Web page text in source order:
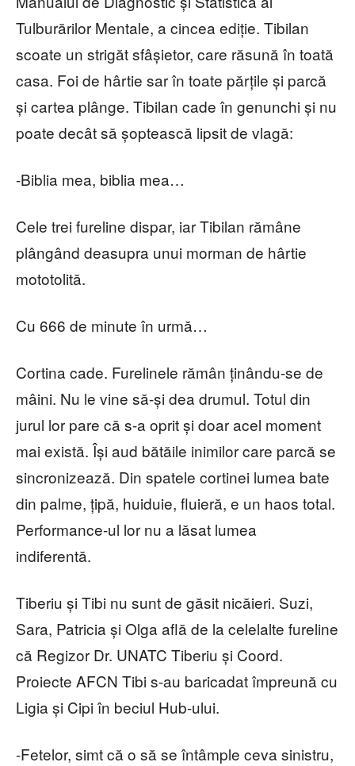
Tulburărilor Mentale, a cincea ediție. Tibilan
scoate un strigăt sfâșietor, care răsună în toată
casa. Foi de hârtie sar în toate părțile și parcă
și cartea plânge. Tibilan cade în genunchi și nu
poate decât să șoptească lipsit de vlagă:
-Biblia mea, biblia mea…
Cele trei fureline dispar, iar Tibilan rămâne
plângând deasupra unui morman de hârtie
mototolită.
Cu 666 de minute în urmă…
Cortina cade. Furelinele rămân ținându-se de
mâini. Nu le vine să-și dea drumul. Totul din
jurul lor pare că s-a oprit și doar acel moment
mai există. Își aud bătăile inimilor care parcă se
sincronizează. Din spatele cortinei lumea bate
din palme, țipă, huiduie, fluieră, e un haos total.
Performance-ul lor nu a lăsat lumea
indiferentă.
Tiberiu și Tibi nu sunt de găsit nicăieri. Suzi,
Sara, Patricia și Olga află de la celelalte fureline
că Regizor Dr. UNATC Tiberiu și Coord.
Proiecte AFCN Tibi s-au baricadat împreună cu
Ligia și Cipi în beciul Hub-ului.
-Fetelor, simt că o să se întâmple ceva sinistru,